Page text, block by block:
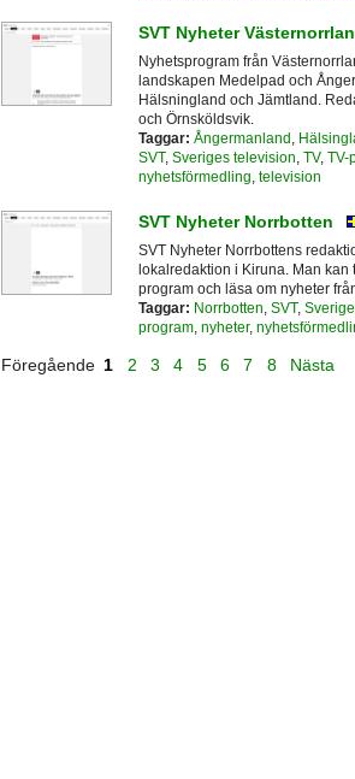
SVT Nyheter
Nyhetsprogram från
landskapen Medelpad och
Hälsningland och Jämtland.
och Örnsköldsvik.
Taggar: Ångermanland ,
SVT, Sveriges television, TV, TV-
nyhetsförmedling, television
SVT Nyheter Norrbotten
SVT Nyheter Norrbottens
lokalredaktion i Kiruna. Man kan
program och läsa om nyheter
Taggar: Norrbotten SVT,
program, nyheter,
Föregående 1 2 3 4 5 6 7 8 Nästa